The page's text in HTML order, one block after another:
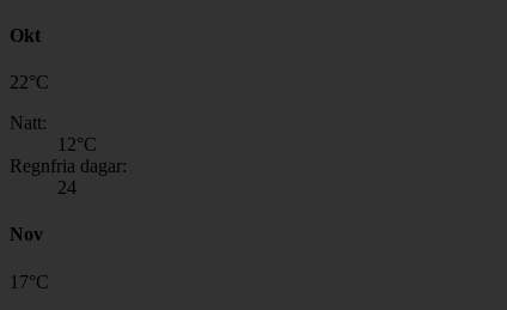
Okt
22°C
Natt:
12°C
Regnfria dagar:
24
Nov
17°C